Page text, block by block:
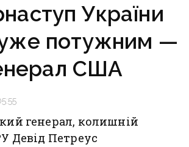
України
потужним —
США
генерал, колишній
Девід Петреус